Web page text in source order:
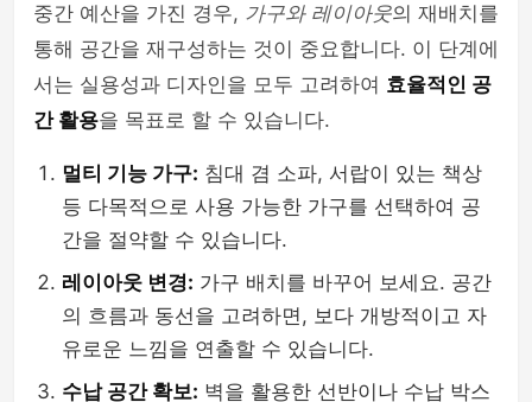
중간 예산을 가진 경우, 가구와 레이아웃의 재배치를
통해 공간을 재구성하는 것이 중요합니다. 이 단계에
서는 실용성과 디자인을 모두 고려하여 효율적인 공
간 활용을 목표로 할 수 있습니다.
멀티 기능 가구: 침대 겸 소파, 서랍이 있는 책상
등 다목적으로 사용 가능한 가구를 선택하여 공
간을 절약할 수 있습니다.
레이아웃 변경: 가구 배치를 바꾸어 보세요. 공간
의 흐름과 동선을 고려하면, 보다 개방적이고 자
유로운 느낌을 연출할 수 있습니다.
수납 공간 확보: 벽을 활용한 선반이나 수납 박스